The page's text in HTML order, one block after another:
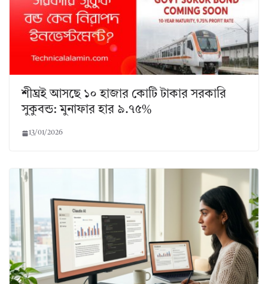
শীঘ্রই আসছে ১০ হাজার কোটি টাকার সরকারি
সুকুবন্ড: মুনাফার হার ৯.৭৫%
13/01/2026